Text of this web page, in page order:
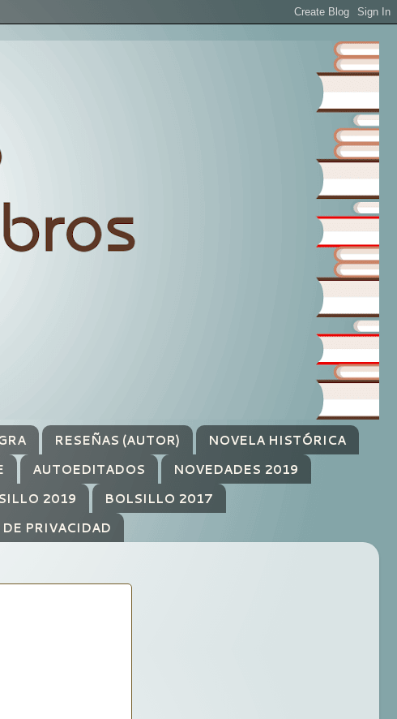
RESEÑAS (AUTOR)
NOVELA HISTÓRICA
AUTOEDITADOS
NOVEDADES 2019
2019
BOLSILLO 2017
PRIVACIDAD